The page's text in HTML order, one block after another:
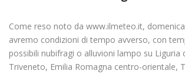
Come reso noto da www.ilmeteo.it,
avremo condizioni di tempo avverso, con
possibili nubifragi o alluvioni lampo su Liguria
Triveneto, Emilia Romagna centro-orientale,